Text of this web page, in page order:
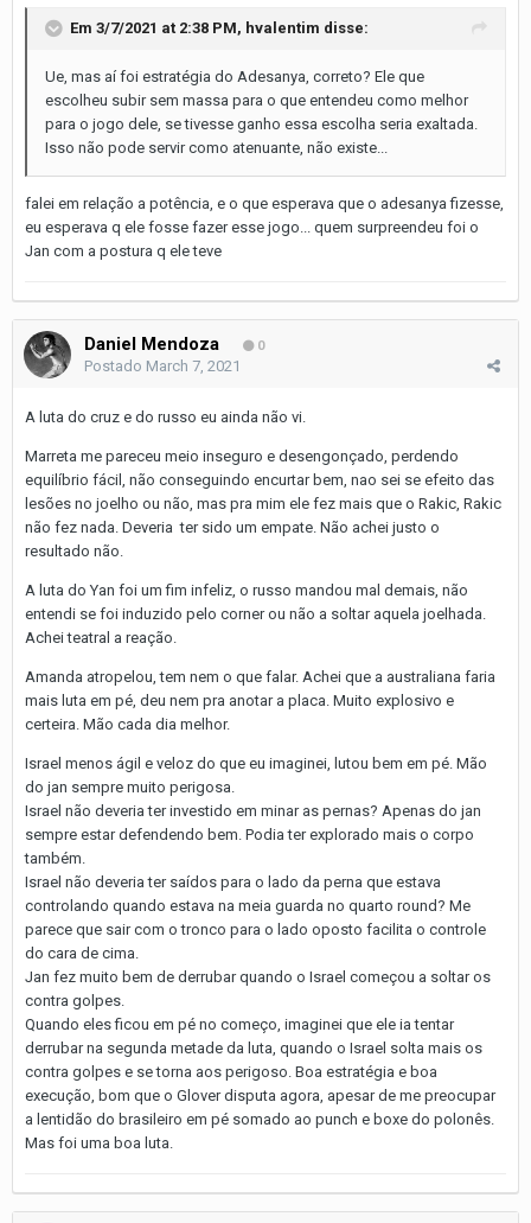
Em 3/7/2021 at 2:38 PM, hvalentim disse:
Ue, mas aí foi estratégia do Adesanya, correto? Ele que
escolheu subir sem massa para o que entendeu como melhor
para o jogo dele, se tivesse ganho essa escolha seria exaltada.
Isso não pode servir como atenuante, não existe...
falei em relação a potência, e o que esperava que o adesanya fizesse,
eu esperava q ele fosse fazer esse jogo... quem surpreendeu foi o
Jan com a postura q ele teve
Daniel Mendoza 0
Postado March 7, 2021
A luta do cruz e do russo eu ainda não vi.
Marreta me pareceu meio inseguro e desengonçado, perdendo
equilíbrio fácil, não conseguindo encurtar bem, nao sei se efeito das
lesões no joelho ou não, mas pra mim ele fez mais que o Rakic, Rakic
não fez nada. Deveria ter sido um empate. Não achei justo o
resultado não.
A luta do Yan foi um fim infeliz, o russo mandou mal demais, não
entendi se foi induzido pelo corner ou não a soltar aquela joelhada.
Achei teatral a reação.
Amanda atropelou, tem nem o que falar. Achei que a australiana faria
mais luta em pé, deu nem pra anotar a placa. Muito explosivo e
certeira. Mão cada dia melhor.
Israel menos ágil e veloz do que eu imaginei, lutou bem em pé. Mão
do jan sempre muito perigosa.
Israel não deveria ter investido em minar as pernas? Apenas do jan
sempre estar defendendo bem. Podia ter explorado mais o corpo
também.
Israel não deveria ter saídos para o lado da perna que estava
controlando quando estava na meia guarda no quarto round? Me
parece que sair com o tronco para o lado oposto facilita o controle
do cara de cima.
Jan fez muito bem de derrubar quando o Israel começou a soltar os
contra golpes.
Quando eles ficou em pé no começo, imaginei que ele ia tentar
derrubar na segunda metade da luta, quando o Israel solta mais os
contra golpes e se torna aos perigoso. Boa estratégia e boa
execução, bom que o Glover disputa agora, apesar de me preocupar
a lentidão do brasileiro em pé somado ao punch e boxe do polonês.
Mas foi uma boa luta.